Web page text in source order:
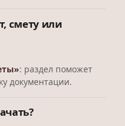
смету или
: раздел поможет
документации.